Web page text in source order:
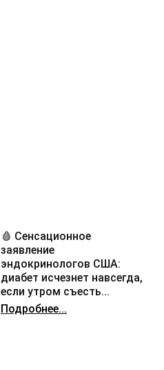
🩸 Сенсационное
заявление
эндокринологов США:
диабет исчезнет навсегда,
если утром съесть...
Подробнее...